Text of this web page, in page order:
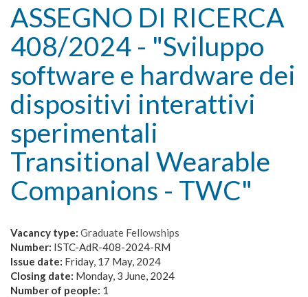
ASSEGNO DI RICERCA
408/2024 - "Sviluppo
software e hardware dei
dispositivi interattivi
sperimentali
Transitional Wearable
Companions - TWC"
Vacancy type: Graduate Fellowships
Number: ISTC-AdR-408-2024-RM
Issue date: Friday, 17 May, 2024
Closing date: Monday, 3 June, 2024
Number of people: 1